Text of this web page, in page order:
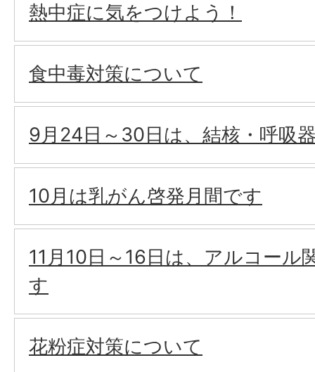
熱中症に気をつけよう！
食中毒対策について
9月24日～30日は、結核・呼吸
10月は乳がん啓発月間です
11月10日～16日は、アルコール
す
花粉症対策について